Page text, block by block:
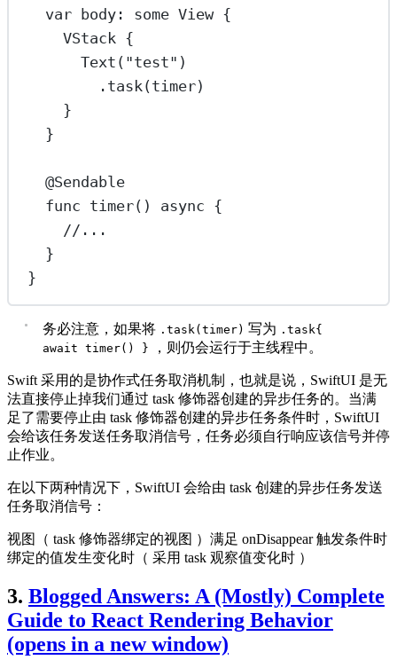
var body: some View {
VStack {
Text ( "test" )
. task(timer)
}
}
@Sendable
func timer() async {
//...
}
}
务必注意，如果将 .task(timer) 写为 .task{
await timer() }
，则仍会运行于主线程中。
Swift 采用的是协作式任务取消机制，也就是说，SwiftUI 是无
法直接停止掉我们通过 task 修饰器创建的异步任务的。当满
足了需要停止由 task 修饰器创建的异步任务条件时，SwiftUI
会给该任务发送任务取消信号，任务必须自行响应该信号并停
止作业。
在以下两种情况下，SwiftUI 会给由 task 创建的异步任务发送
任务取消信号：
视图（ task 修饰器绑定的视图 ）满足 onDisappear 触发条件时
绑定的值发生变化时（ 采用 task 观察值变化时 ）
3. Blogged Answers: A (Mostly) Complete
Guide to React Rendering Behavior
(opens in a new window)